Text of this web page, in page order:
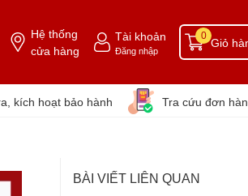
Hệ thống
cửa hàng
Tài khoản
Đăng nhập
Giỏ
0
kích hoạt bảo hành Tra cứu đơn
BÀI VIẾT LIÊN QUAN